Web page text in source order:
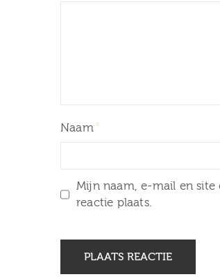
Naam
Mijn naam, e-mail en site
reactie plaats.